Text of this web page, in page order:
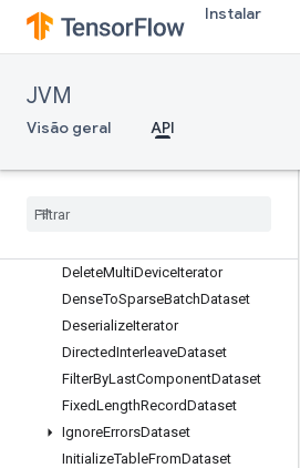
Instalar
JVM
Visão geral API
ChooseFastestDataset
DatasetCardinality
DatasetToGraph
DatasetToSingleElement
Delete
DeleteMultiDeviceIterator
DenseToSparseBatchDataset
DeserializeIterator
DirectedInterleaveDataset
FilterByLastComponentDataset
FixedLengthRecordDataset
IgnoreErrorsDataset
InitializeTableFromDataset